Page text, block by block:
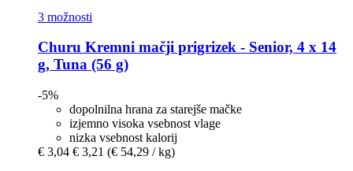
3 možnosti
Churu Kremni mačji prigrizek -​ Senior, 4 x 14
g, Tuna (56 g)
-5%
dopolnilna hrana za starejše mačke
izjemno visoka vsebnost vlage
nizka vsebnost kalorij
€ 3,04 € 3,21 (€ 54,29 / kg)